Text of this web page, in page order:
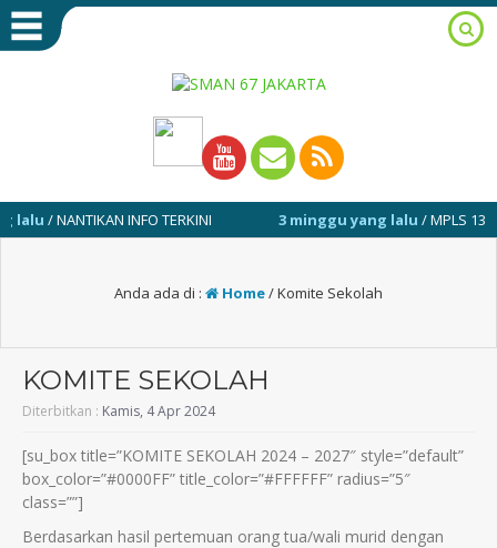
/ NANTIKAN INFO TERKINI 3 minggu yang lalu/ MPLS 13-17
Anda ada di : Home/Komite Sekolah
KOMITE SEKOLAH
Diterbitkan : Kamis, 4 Apr 2024
[su_box title=”KOMITE SEKOLAH 2024 – 2027″ style=”default”
box_color=”#0000FF” title_color=”#FFFFFF” radius=”5″
class=””]
Berdasarkan hasil pertemuan orang tua/wali murid dengan